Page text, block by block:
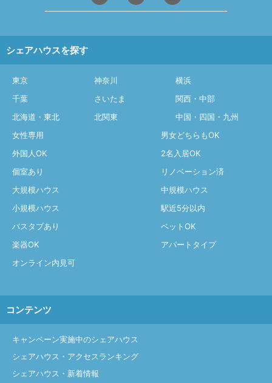
シェアハウスを探す
東京 神奈川
横浜
千葉
さいたま
関西・中部
北海道・東北
北関東
中国・四国・九州
女性専用
男女どちらもOK
外国人OK
2名入居OK
個室あり
リノベーション済
大規模ハウス
中規模ハウス
小規模ハウス
駅近5分以内
バスタブあり
ペットOK
楽器OK
アパートタイプ
オンライン内見可
コンテンツ
キャンペーン実施中のシェアハウス
シェアハウス・アクセスランキング
シェアハウス・新着情報